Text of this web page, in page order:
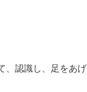
認識し、足をあ